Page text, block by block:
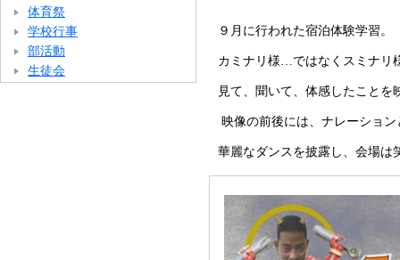
９月に行われた宿泊体験学習。
カミナリ様…ではなくスミナリ
見て、聞いて、体感したことを
映像の前後には、ナレーショ
華麗なダンスを披露し、会場は
体育祭
学校行事
部活動
生徒会